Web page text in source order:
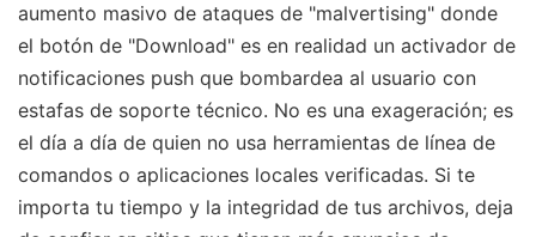
aumento masivo de ataques de "malvertising" donde
el botón de "Download" es en realidad un activador de
notificaciones push que bombardea al usuario con
estafas de soporte técnico. No es una exageración; es
el día a día de quien no usa herramientas de línea de
comandos o aplicaciones locales verificadas. Si te
importa tu tiempo y la integridad de tus archivos, deja